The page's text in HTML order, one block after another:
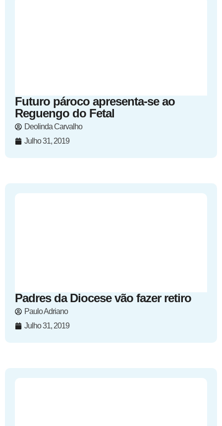
Futuro pároco apresenta-se ao
Reguengo do Fetal
Deolinda Carvalho
Julho 31, 2019
Padres da Diocese vão fazer retiro
Paulo Adriano
Julho 31, 2019